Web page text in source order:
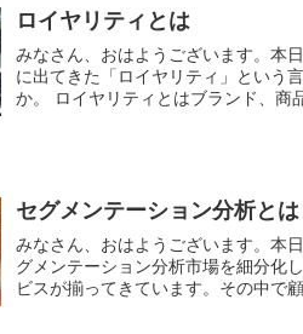
ロイヤリティとは
みなさん、おはようございます。本
に出てきた「ロイヤリティ」という
か。 ロイヤリティとはブランド、商
セグメンテーション分析とは
みなさん、おはようございます。本
グメンテーション分析市場を細分化
ビスが揃ってきています。その中で